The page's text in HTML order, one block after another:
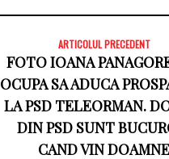
ARTICOLUL PRECEDENT
FOTO IOANA
OCUPA SA ADUCA
LA PSD TELEORMAN.
DIN PSD SUNT
CAND VIN DOAMNE